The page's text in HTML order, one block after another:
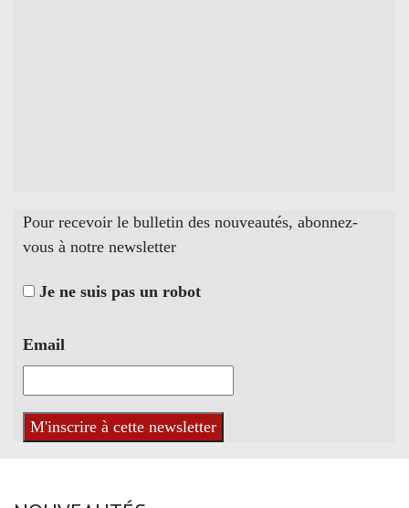
Pour recevoir le bulletin des nouveautés, abonnez-
vous à notre newsletter
Je ne suis pas un robot
Email